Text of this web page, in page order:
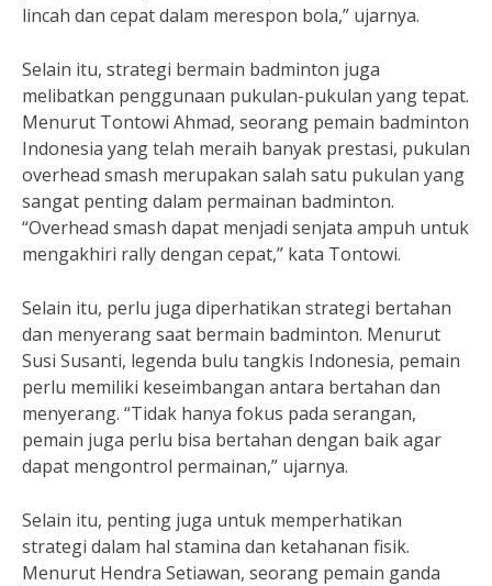
lincah dan cepat dalam merespon bola,” ujarnya.
Selain itu, strategi bermain badminton juga
melibatkan penggunaan pukulan-pukulan yang tepat.
Menurut Tontowi Ahmad, seorang pemain badminton
Indonesia yang telah meraih banyak prestasi, pukulan
overhead smash merupakan salah satu pukulan yang
sangat penting dalam permainan badminton.
“Overhead smash dapat menjadi senjata ampuh untuk
mengakhiri rally dengan cepat,” kata Tontowi.
Selain itu, perlu juga diperhatikan strategi bertahan
dan menyerang saat bermain badminton. Menurut
Susi Susanti, legenda bulu tangkis Indonesia, pemain
perlu memiliki keseimbangan antara bertahan dan
menyerang. “Tidak hanya fokus pada serangan,
pemain juga perlu bisa bertahan dengan baik agar
dapat mengontrol permainan,” ujarnya.
Selain itu, penting juga untuk memperhatikan
strategi dalam hal stamina dan ketahanan fisik.
Menurut Hendra Setiawan, seorang pemain ganda